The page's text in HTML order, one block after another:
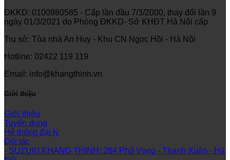
DKKD: 0100980585 - Cấp lần đầu 7/3/2000, thay đổi lần 9
ngày 01/3/2021 do Phòng ĐKKD- Sở KHĐT Hà Nôi cấp
Trụ sở: Tòa nhà An Huy - Khu CN Ngọc Hồi - Hà Nội
Hotline: 02422 119 119
Email: info@khangthinh.vn
Giới thiệu
Giới thiệu
Tuyển dụng
Hệ thống đại lý
Đối tác
- SUZUKI KHANG THINH: 284 Phố Vọng - Thanh Xuân - Hà